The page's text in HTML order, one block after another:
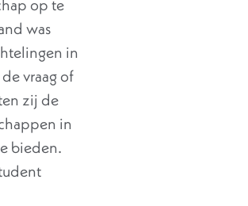
op te
was
in
vraag of
zij de
in
bieden.